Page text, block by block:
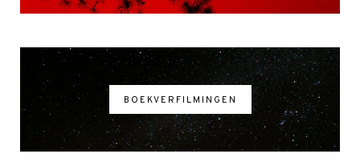
BOEKVERFILMINGEN